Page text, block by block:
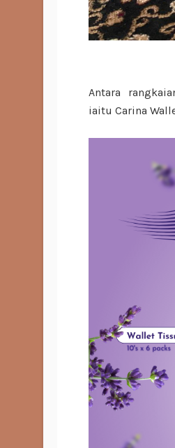
Antara
iaitu Carina